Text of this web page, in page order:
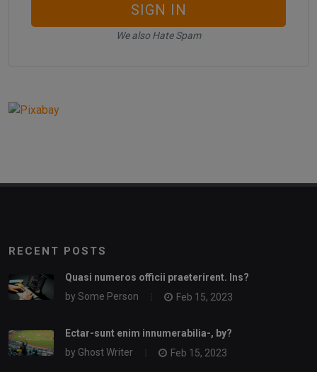
SIGN IN
We also Hate Spam
RECENT POSTS
Quasi numeros officii praeterirent. Ins?
by Some Person Feb 15, 2023
Ectar-sunt enim innumerabilia-, by?
by Ghost Writer Feb 15, 2023